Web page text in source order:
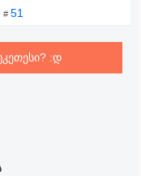
# 51
:დ